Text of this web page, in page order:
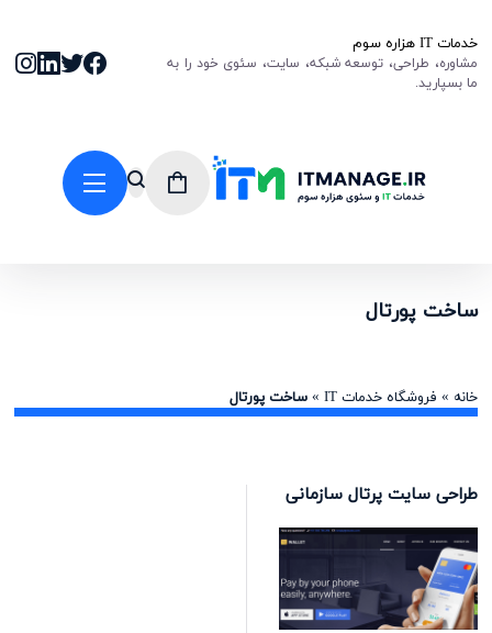
خدمات IT هزاره سوم
مشاوره، طراحی، توسعه شبکه، سایت، سئوی خود را به
ما بسپارید.
ساخت پورتال
خانه » فروشگاه خدمات IT »ساخت پورتال
طراحی سایت پرتال سازمانی